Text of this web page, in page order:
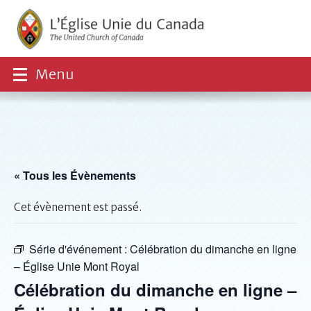
Menu
« Tous les Évènements
Cet évènement est passé.
Série d'événement : Célébration du dimanche en ligne
– Église Unie Mont Royal
Célébration du dimanche en ligne –